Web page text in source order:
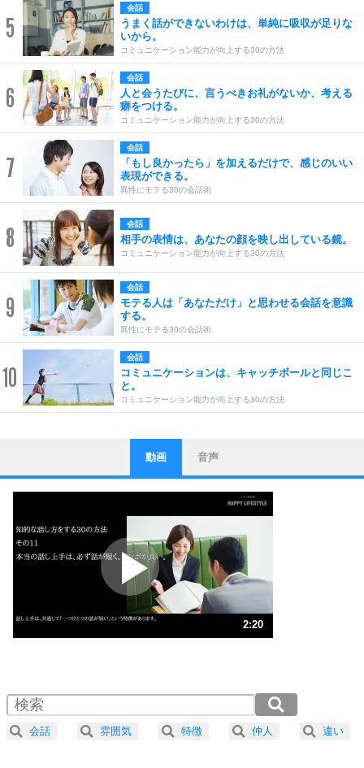
5
会話
うまく話ができないわけは、単純に吸収が足りな
いから。
コミュニケーション能力が向上する30の方法
6
会話
人と会うたびに、言うべきお礼がないか、考える
癖をつける。
コミュニケーション能力が向上する30の方法
7
会話
「もし良かったら」を加えるだけで、感じのいい
表現ができる。
異性にモテる30の会話術
8 会話
相手の表情は、あなたの顔を映し出している鏡。
コミュニケーション能力が向上する30の方法
9
会話
モテる人は「あなただけ」と思わせる会話を意識
する。
異性にモテる30の会話術
10
会話
コミュニケーションは、キャッチボールと同じこ
と。
コミュニケーション能力が向上する30の方法
1
ストレス対策
他人と比べない。
いっそのこと、他人を見ない。
いらいらしない人になる30の方法
プラス思考
ポジティブになれない原因は、行動しないから。
ポジティブ思考になる30の方法
ストレス対策
人生、なんとかなるもの。
気楽に生きる30の方法
4 器の大きい人は、怒りを優しさで表現する。
動画 音声
2:20
2.0倍速 （275KB 1分10秒）
2.5倍速 （220KB 56秒）
3.0倍速 （183KB 46秒）
会話 雰囲気 特徴 仲人 違い